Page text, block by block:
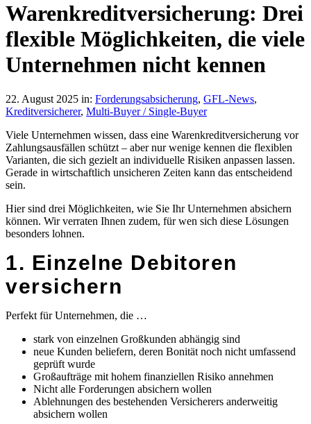
Warenkreditversicherung: Drei
flexible Möglichkeiten, die viele
Unternehmen nicht kennen
22. August 2025 in: Forderungsabsicherung, GFL-News,
Kreditversicherer, Multi-Buyer / Single-Buyer
Viele Unternehmen wissen, dass eine Warenkreditversicherung vor
Zahlungsausfällen schützt – aber nur wenige kennen die flexiblen
Varianten, die sich gezielt an individuelle Risiken anpassen lassen.
Gerade in wirtschaftlich unsicheren Zeiten kann das entscheidend
sein.
Hier sind drei Möglichkeiten, wie Sie Ihr Unternehmen absichern
können. Wir verraten Ihnen zudem, für wen sich diese Lösungen
besonders lohnen.
1. Einzelne Debitoren
versichern
Perfekt für Unternehmen, die …
stark von einzelnen Großkunden abhängig sind
neue Kunden beliefern, deren Bonität noch nicht umfassend
geprüft wurde
Großaufträge mit hohem finanziellen Risiko annehmen
Nicht alle Forderungen absichern wollen
Ablehnungen des bestehenden Versicherers anderweitig
absichern wollen